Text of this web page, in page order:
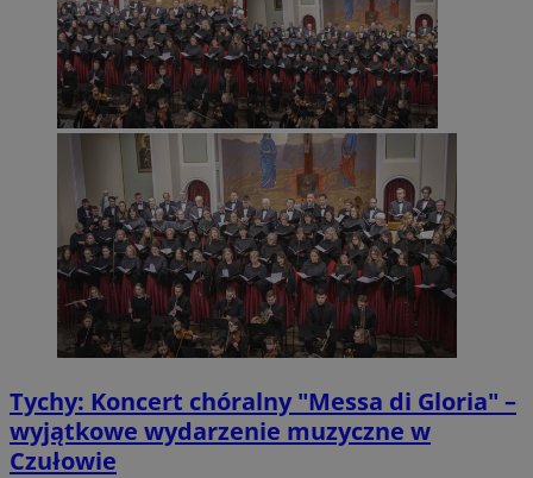
Tychy: Koncert chóralny "Messa di Gloria" –
wyjątkowe wydarzenie muzyczne w
Czułowie